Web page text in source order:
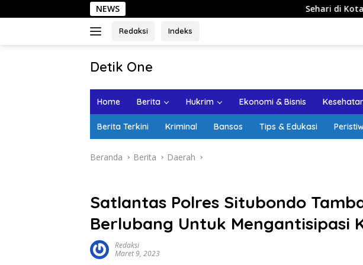
ke
NEWS Sehari di Kota Lama
Redaksi Indeks
Detik One
Ungkap
Home Berita Hukrim Ekonomi & Bisnis
Berita Terkini Kriminal Bansos Tips & Edukasi
Beranda Berita Daerah
Satlantas Polres Situbondo
Berlubang Untuk Mengantisipasi
Redaksi
Maret 9, 2023